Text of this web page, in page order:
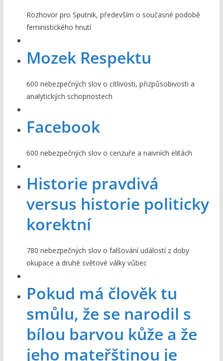
Rozhovor pro Sputnik, především o současné podobě
feministického hnutí
Mozek Respektu
600 nebezpečných slov o citlivosti, přizpůsobivosti a
analytických schopnostech
Facebook
600 nebezpečných slov o cenzuře a naivních elitách
Historie pravdivá
versus historie politicky
korektní
780 nebezpečných slov o falšování událostí z doby
okupace a druhé světové války vůbec
Pokud má člověk tu
smůlu, že se narodil s
bílou barvou kůže a že
jeho mateřštinou je